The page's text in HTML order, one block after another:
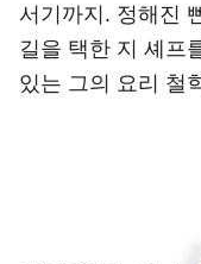
서기까지. 정해진
길을 택한 지 셰프
있는 그의 요리 철